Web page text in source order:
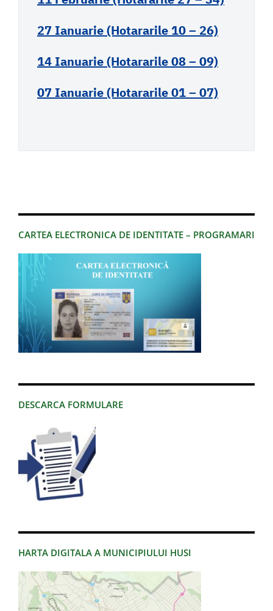
CARTEA ELECTRONICA DE IDENTITATE – PROGRAMARI
DESCARCA FORMULARE
HARTA DIGITALA A MUNICIPIULUI HUSI
27 Ianuarie (Hotararile 10 – 26)
14 Ianuarie (Hotararile 08 – 09)
07 Ianuarie (Hotararile 01 – 07)